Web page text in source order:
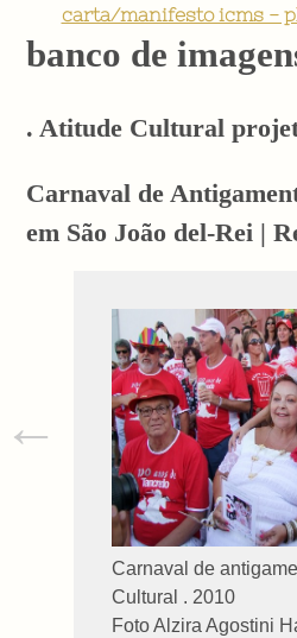
carta/manifesto icms -
banco de
. Atitude Cultural
Carnaval de
em São João del-Rei |
Carnaval de
Cultural . 2010
Foto Alzira Agostini
←